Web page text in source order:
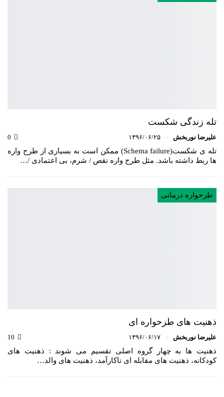
تله زندگی شکست
علیرضا نوربخش ۱۳۹۶/۰۶/۲۵
تله ی شکست(Schema failure) ممکن است به بسیاری از طرح واره
ها ربط داشته باشد. مثل طرح واره نقص / شرم، بی اعتمادی /…
طرحواره درمانی
ذهنیت های طرحواره ای
علیرضا نوربخش ۱۳۹۶/۰۶/۱۷
ذهنیت ها به چهار گروه اصلی تقسیم می شوند : ذهنیت های
کودکانه، ذهنیت های مقابله ای ناکارآمد، ذهنیت های والد…